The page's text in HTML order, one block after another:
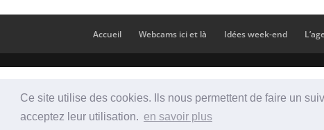
Ce site utilise des cookies. Ils nous permettent de faire un
acceptez leur utilisation. en savoir plus
Accueil Webcams ici et là Idées week-end